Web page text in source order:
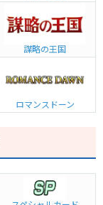
謀略の王国
ロマンスドーン